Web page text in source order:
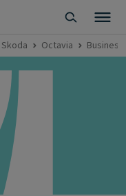
Skoda Octavia